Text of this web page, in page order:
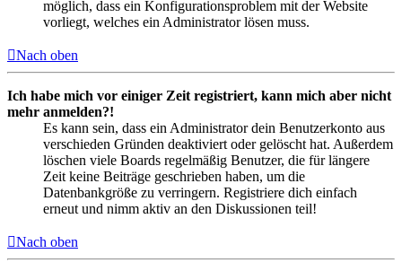
möglich, dass ein Konfigurationsproblem mit der Website
vorliegt, welches ein Administrator lösen muss.
Nach oben
Ich habe mich vor einiger Zeit registriert, kann mich aber nicht
mehr anmelden?!
Es kann sein, dass ein Administrator dein Benutzerkonto aus
verschieden Gründen deaktiviert oder gelöscht hat. Außerdem
löschen viele Boards regelmäßig Benutzer, die für längere
Zeit keine Beiträge geschrieben haben, um die
Datenbankgröße zu verringern. Registriere dich einfach
erneut und nimm aktiv an den Diskussionen teil!
Nach oben